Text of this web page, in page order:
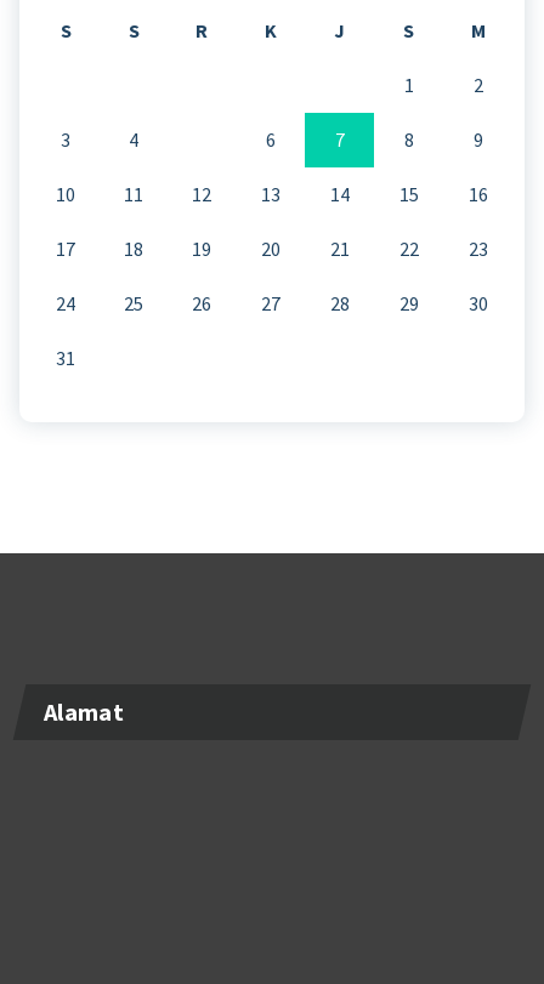
S S R K J S M
1 2
3 4 6 7 8 9
10 11 12 13 14 15 16
17 18 19 20 21 22 23
24 25 26 27 28 29 30
31
Alamat